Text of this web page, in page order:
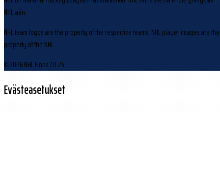
NHL:ään.
NHL team logos are the property of the respective teams. NHL player images are the
property of the NHL.
© 2026 NHL Finns7.0.24
Evästeasetukset